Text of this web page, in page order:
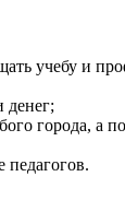
учебу и
денег;
города, а
педагогов.